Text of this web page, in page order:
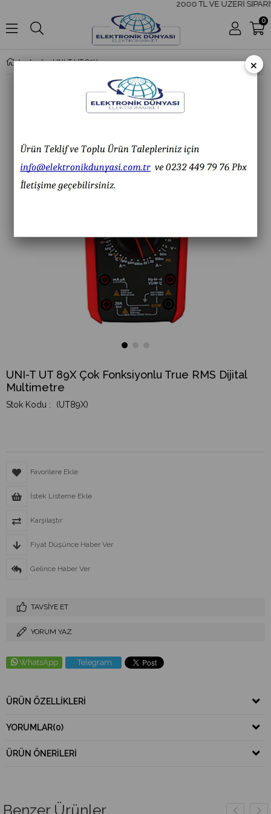
2000 TL VE ÜZERİ
0
UNI-T UT 89X Çok Fonksiyonlu True RMS Dijital Multimetre
UNI-T UT 89X Çok Fonksiyonlu True RMS Dijital
Multimetre
(UT89X)
Favorilere Ekle
İstek Listeme Ekle
Karşılaştır
Fiyat Düşünce Haber Ver
Gelince Haber Ver
TAVSIYE ET
YORUM YAZ
WhatsApp Telegram
ÜRÜN ÖZELLIKLERI
YORUMLAR(0)
ÜRÜN ÖNERILERI
Benzer Ürünler
×